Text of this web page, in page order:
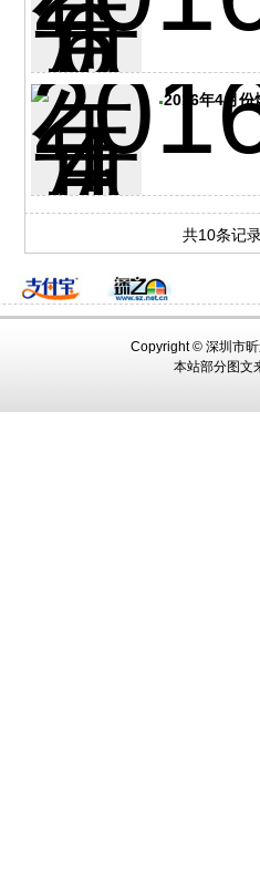
2016年4月份
共10条记
Copyright © 深圳市
本站部分图文